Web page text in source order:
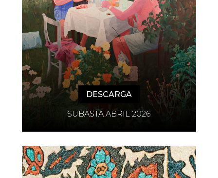
DESCARGA
SUBASTA ABRIL 2026